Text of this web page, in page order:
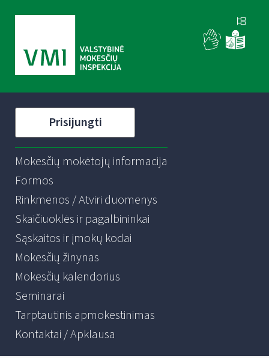
Prisijungti
Mokesčių mokėtojų informacija
Formos
Rinkmenos / Atviri duomenys
Skaičiuoklės ir pagalbininkai
Sąskaitos ir įmokų kodai
Mokesčių žinynas
Mokesčių kalendorius
Seminarai
Tarptautinis apmokestinimas
Kontaktai / Apklausa